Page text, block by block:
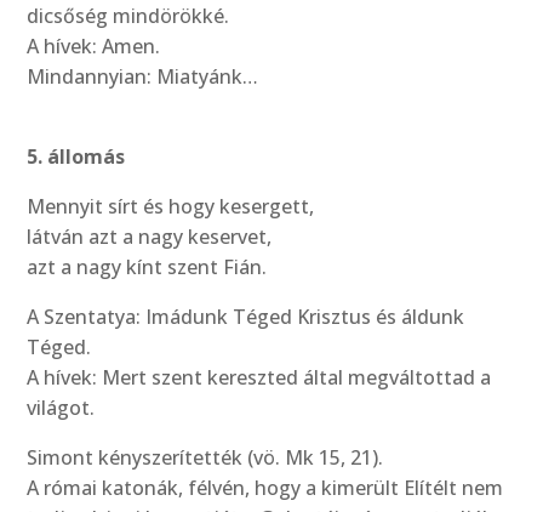
dicsőség mindörökké.
A hívek: Amen.
Mindannyian: Miatyánk…
5. állomás
Mennyit sírt és hogy kesergett,
látván azt a nagy keservet,
azt a nagy kínt szent Fián.
A Szentatya: Imádunk Téged Krisztus és áldunk
Téged.
A hívek: Mert szent kereszted által megváltottad a
világot.
Simont kényszerítették (vö. Mk 15, 21).
A római katonák, félvén, hogy a kimerült Elítélt nem